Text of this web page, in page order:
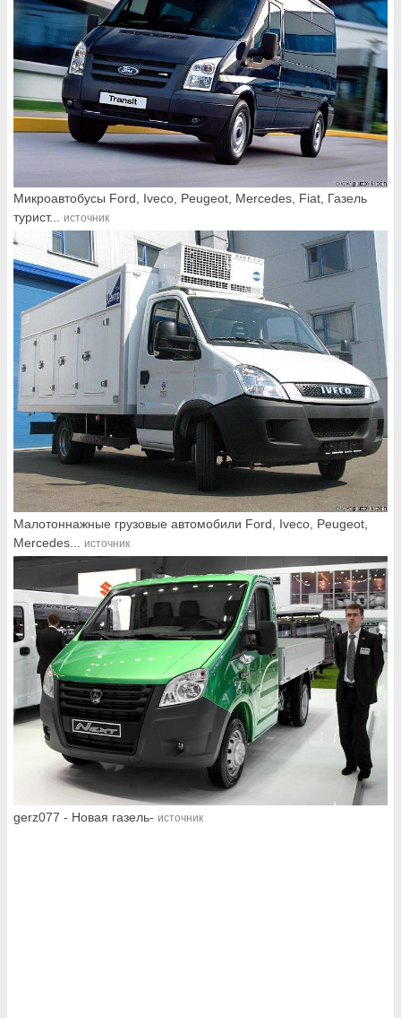
Микроавтобусы Ford, Iveco, Peugeot, Mercedes, Fiat, Газель
турист...
источник
Малотоннажные грузовые автомобили Ford, Iveco, Peugeot,
Mercedes...
источник
gerz077 - Новая газель- источник